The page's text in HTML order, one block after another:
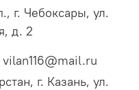
г. Чебоксары, ул.
д. 2
vilan116@mail.ru
г. Казань, ул.